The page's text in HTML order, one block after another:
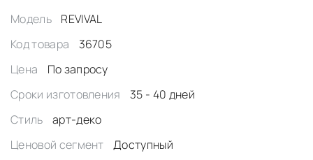
Модель
REVIVAL
Код товара
36705
Цена
По запросу
Сроки изготовления
35 - 40 дней
Стиль
арт-деко
Ценовой сегмент
Доступный